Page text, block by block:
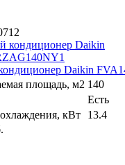
Daikin
площадь, м2 140
Есть
кВт
13.4